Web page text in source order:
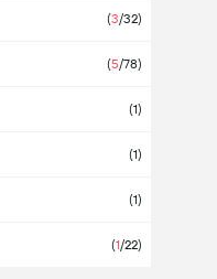
(3/32)
(5/78)
(1)
(1)
(1)
(1/22)